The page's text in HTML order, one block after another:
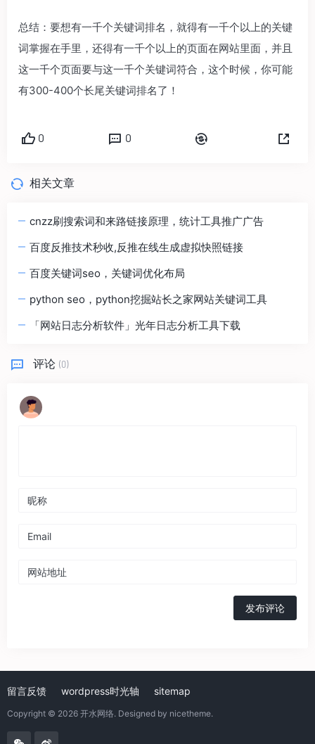
总结：要想有一千个关键词排名，就得有一千个以上的关键
词掌握在手里，还得有一千个以上的页面在网站里面，并且
这一千个页面要与这一千个关键词符合，这个时候，你可能
有300-400个长尾关键词排名了！
0 0
相关文章
cnzz刷搜索词和来路链接原理，统计工具推广广告
百度反推技术秒收,反推在线生成虚拟快照链接
百度关键词seo，关键词优化布局
python seo，python挖掘站长之家网站关键词工具
「网站日志分析软件」光年日志分析工具下载
评论 (0)
发布评论
留言反馈 wordpress时光轴 sitemap
Copyright © 2026 开水网络. Designed by nicetheme.